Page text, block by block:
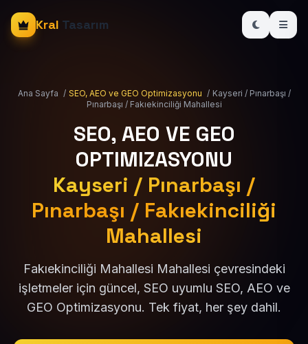
Kral Tasarım
Ana Sayfa / SEO, AEO ve GEO Optimizasyonu / Kayseri / Pınarbaşı /
Pınarbaşı / Fakıekinciliği Mahallesi
SEO, AEO VE GEO
OPTIMIZASYONU
Kayseri / Pınarbaşı /
Pınarbaşı / Fakıekinciliği
Mahallesi
Fakıekinciliği Mahallesi Mahallesi çevresindeki
işletmeler için güncel, SEO uyumlu SEO, AEO ve
GEO Optimizasyonu. Tek fiyat, her şey dahil.